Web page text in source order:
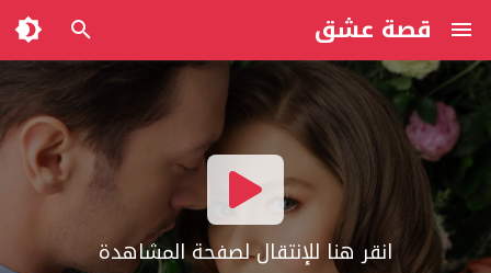
قصة عشق
انقر هنا للإنتقال لصفحة المشاهدة